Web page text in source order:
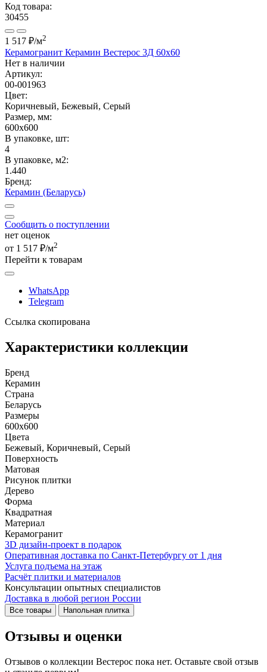
Код товара:
30455
1 517 ₽/м2
Керамогранит Керамин Вестерос 3Д 60x60
Нет в наличии
Артикул:
00-001963
Цвет:
Коричневый, Бежевый, Серый
Размер, мм:
600x600
В упаковке, шт:
4
В упаковке, м2:
1.440
Бренд:
Керамин (Беларусь)
Сообщить о поступлении
нет оценок
от 1 517 ₽/м2
Перейти к товарам
WhatsApp
Telegram
Ссылка скопирована
Характеристики коллекции
Бренд
Керамин
Страна
Беларусь
Размеры
600x600
Цвета
Бежевый, Коричневый, Серый
Поверхность
Матовая
Рисунок плитки
Дерево
Форма
Квадратная
Материал
Керамогранит
3D дизайн-проект в подарок
Оперативная доставка по Санкт-Петербургу от 1 дня
Услуга подъема на этаж
Расчёт плитки и материалов
Консультации опытных специалистов
Доставка в любой регион России
Все товары Напольная плитка
Отзывы и оценки
Отзывов о коллекции Вестерос пока нет. Оставьте свой отзыв